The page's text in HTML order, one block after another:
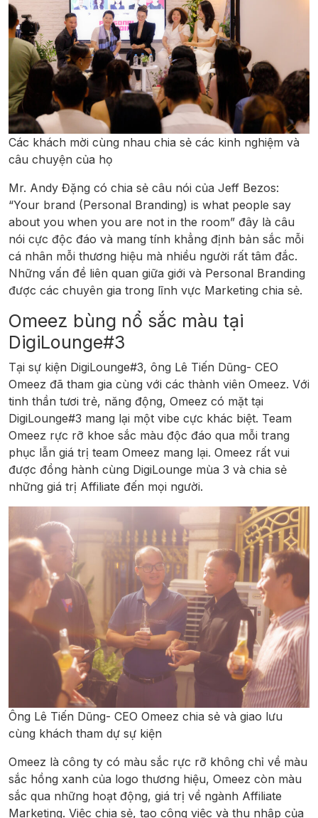
Các khách mời cùng nhau chia sẻ các kinh nghiệm và
câu chuyện của họ
Mr. Andy Đặng có chia sẻ câu nói của Jeff Bezos:
“Your brand (Personal Branding) is what people say
about you when you are not in the room” đây là câu
nói cực độc đáo và mang tính khẳng định bản sắc mỗi
cá nhân mỗi thương hiệu mà nhiều người rất tâm đắc.
Những vấn đề liên quan giữa giới và Personal Branding
được các chuyên gia trong lĩnh vực Marketing chia sẻ.
Omeez bùng nổ sắc màu tại
DigiLounge#3
Tại sự kiện DigiLounge#3, ông Lê Tiến Dũng- CEO
Omeez đã tham gia cùng với các thành viên Omeez. Với
tinh thần tươi trẻ, năng động, Omeez có mặt tại
DigiLounge#3 mang lại một vibe cực khác biệt. Team
Omeez rực rỡ khoe sắc màu độc đáo qua mỗi trang
phục lẫn giá trị team Omeez mang lại. Omeez rất vui
được đồng hành cùng DigiLounge mùa 3 và chia sẻ
những giá trị Affiliate đến mọi người.
Ông Lê Tiến Dũng- CEO Omeez chia sẻ và giao lưu
cùng khách tham dự sự kiện
Omeez là công ty có màu sắc rực rỡ không chỉ về màu
sắc hồng xanh của logo thương hiệu, Omeez còn màu
sắc qua những hoạt động, giá trị về ngành Affiliate
Marketing. Việc chia sẻ, tạo công việc và thu nhập của